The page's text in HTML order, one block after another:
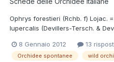
Ophrys forestieri (Rchb. f) Lojac.
lupercalis (Devillers-Tersch. &
Devillers-Tersch. & Devillers
Divisione: Magnoliophyta Classe:
8 Gennaio 2012 13
Orchidee spontanee wild